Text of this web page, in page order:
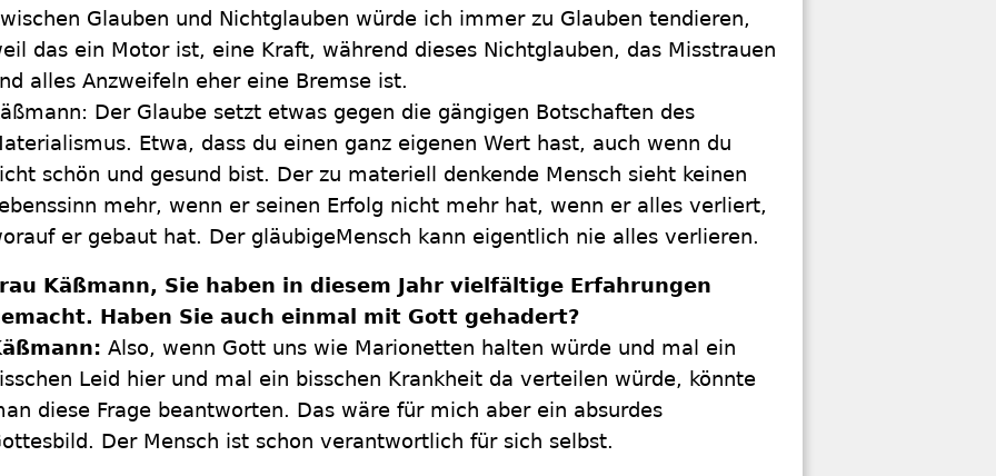
Glauben und Nichtglauben würde ich immer zu Glauben tendieren,
das ein Motor ist, eine Kraft, während dieses Nichtglauben, das Misstrauen
alles Anzweifeln eher eine Bremse ist.
Der Glaube setzt etwas gegen die gängigen Botschaften des
Etwa, dass du einen ganz eigenen Wert hast, auch wenn du
schön und gesund bist. Der zu materiell denkende Mensch sieht keinen
mehr, wenn er seinen Erfolg nicht mehr hat, wenn er alles verliert,
er gebaut hat. Der gläubigeMensch kann eigentlich nie alles verlieren.
Käßmann, Sie haben in diesem Jahr vielfältige Erfahrungen
Haben Sie auch einmal mit Gott gehadert?
Also, wenn Gott uns wie Marionetten halten würde und mal ein
Leid hier und mal ein bisschen Krankheit da verteilen würde, könnte
diese Frage beantworten. Das wäre für mich aber ein absurdes
Der Mensch ist schon verantwortlich für sich selbst.